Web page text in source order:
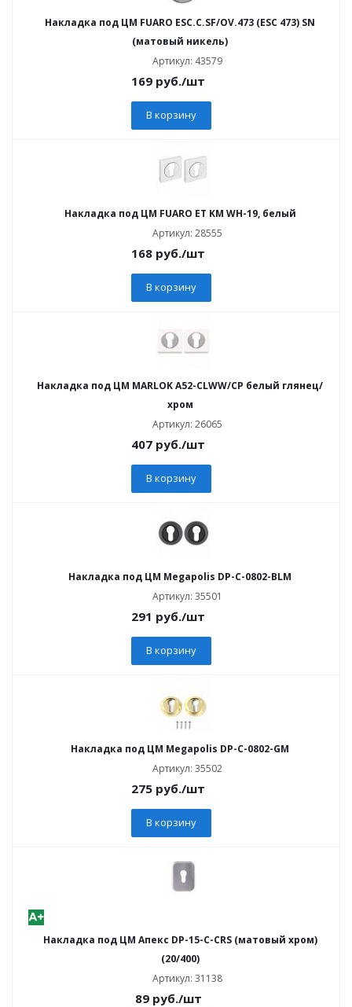
Накладка под ЦМ FUARO ESC.C.SF/OV.473 (ESC 473) SN
(матовый никель)
Артикул: 43579
169 руб./шт
В корзину
Накладка под ЦМ FUARO ET KM WH-19, белый
Артикул: 28555
168 руб./шт
В корзину
Накладка под ЦМ MARLOK A52-CLWW/CP белый глянец/
хром
Артикул: 26065
407 руб./шт
В корзину
Накладка под ЦМ Megapolis DP-C-0802-BLM
Артикул: 35501
291 руб./шт
В корзину
Накладка под ЦМ Megapolis DP-C-0802-GM
Артикул: 35502
275 руб./шт
В корзину
Накладка под ЦМ Апекс DP-15-C-CRS (матовый хром)
(20/400)
Артикул: 31138
89руб./шт